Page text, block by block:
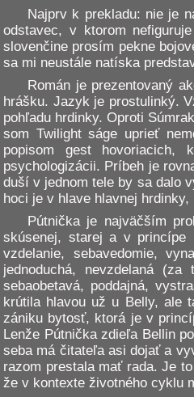
Najprv k prekladu: nie je
odstavec, v ktorom
slovenčine prosím pekne
sa mi neustále natíska
Román je prezentovaný
hrášku. Jazyk je prostulinký.
pohľadu hrdinky. Oproti
som Twilight ságe uprieť
popisom gest hovoriacich,
psychologizácii. Príbeh je
duší v jednom tele by sa dalo
hoci je v hlave hlavnej
Pútnička je najväčším
skúsenej, starej a v princípe
vzdelanie, sebavedomie,
jednoduchá, nevzdelaná
sebaobetavá, poddajná,
krútila hlavou už u Belly, ale
zániku bytosť, ktorá je v
Lenže Pútnička zdieľa Bellin
seba má čitateľa asi dojať a
razom prestala mať rada. Je
že v kontexte životného cyklu